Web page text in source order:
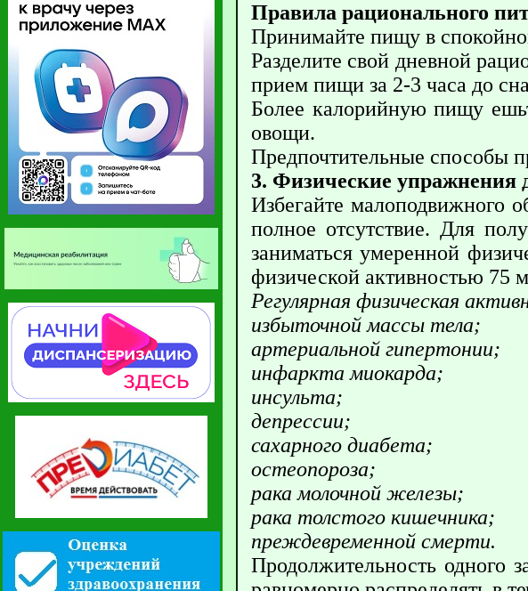
Правила рационального
Принимайте пищу в
Разделите свой дневной
прием пищи за 2-3 часа до
Более калорийную пищу
овощи.
Предпочтительные способы
3. Физические упражнения
Избегайте малоподвижного
полное отсутствие. Для
заниматься умеренной
физической активностью 75
Регулярная физическая
избыточной массы тела;
артериальной гипертонии;
инфаркта миокарда;
инсульта;
депрессии;
сахарного диабета;
остеопороза;
рака молочной железы;
рака толстого кишечника;
преждевременной смерти.
Продолжительность одного